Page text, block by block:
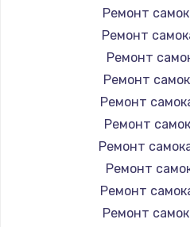
Ремонт
Ремонт
Ремонт
Ремонт
Ремонт
Ремонт
Ремонт
Ремонт
Ремонт
Ремонт